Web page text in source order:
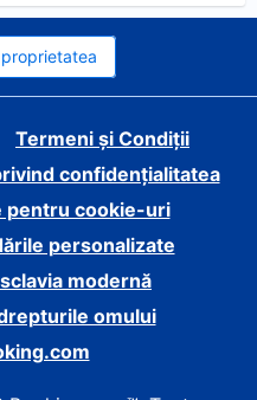
Termeni și Condiții
confidențialitatea
pentru cookie-uri
personalizate
modernă
omului